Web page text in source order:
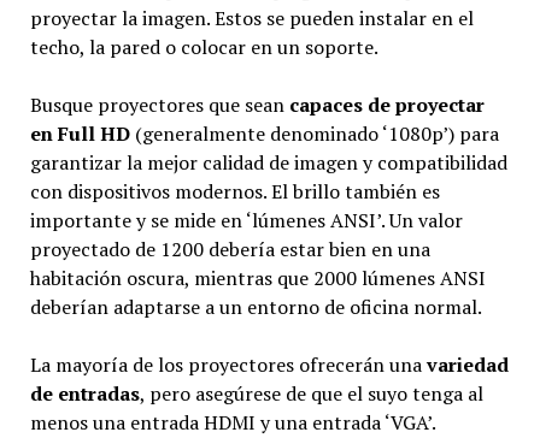
proyectar la imagen. Estos se pueden instalar en el
techo, la pared o colocar en un soporte.
Busque proyectores que sean capaces de proyectar
en Full HD(generalmente denominado ‘1080p’) para
garantizar la mejor calidad de imagen y compatibilidad
con dispositivos modernos. El brillo también es
importante y se mide en ‘lúmenes ANSI’. Un valor
proyectado de 1200 debería estar bien en una
habitación oscura, mientras que 2000 lúmenes ANSI
deberían adaptarse a un entorno de oficina normal.
La mayoría de los proyectores ofrecerán unavariedad
de entradas, pero asegúrese de que el suyo tenga al
menos una entrada HDMI y una entrada ‘VGA’.